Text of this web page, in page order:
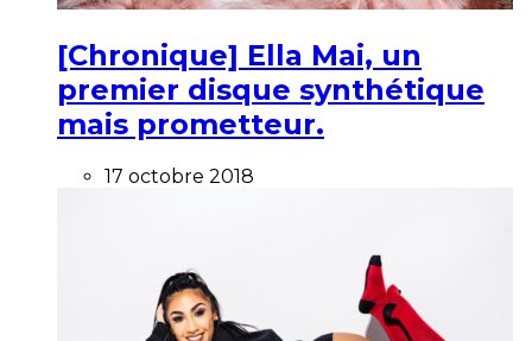
[Chronique] Ella Mai, un
premier disque synthétique
mais prometteur.
17 octobre 2018